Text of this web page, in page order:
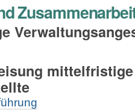
mittelfristige